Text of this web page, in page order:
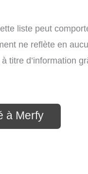
liste peut
ne reflète en
titre d’information
à Merfy